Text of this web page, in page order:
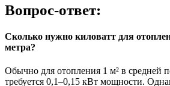
Вопрос-ответ:
Сколько нужно киловатт для
метра?
Обычно для отопления 1 м² в средней
требуется 0,1–0,15 кВт мощности.